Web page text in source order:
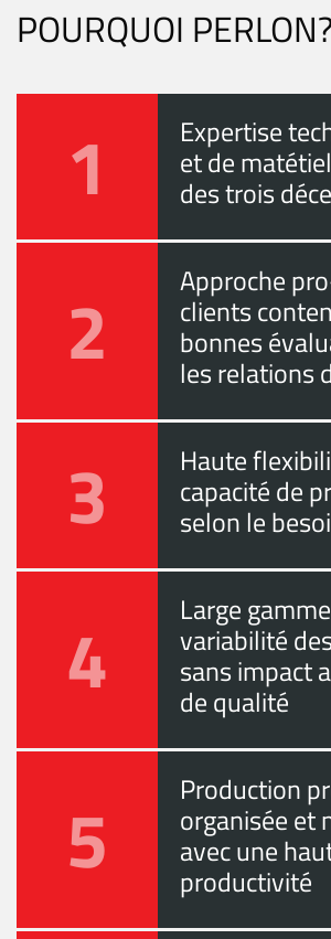
POURQUOI PERLON?
1 Expertise
et de
des trois
2 Approche
clients
bonnes
les relations
3 Haute
capacité de
selon le
4 Large
variabilité
sans impact
de qualité
5 Production
organisée et
avec une
productivité